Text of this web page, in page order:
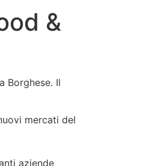
&
Borghese. Il
mercati del
aziende